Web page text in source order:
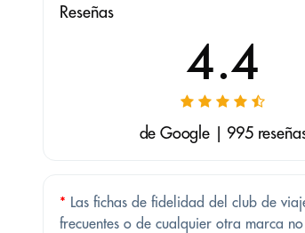
Reseñas
4.4
de Google | 995
* Las fichas de fidelidad del club de
frecuentes o de cualquier otra marca